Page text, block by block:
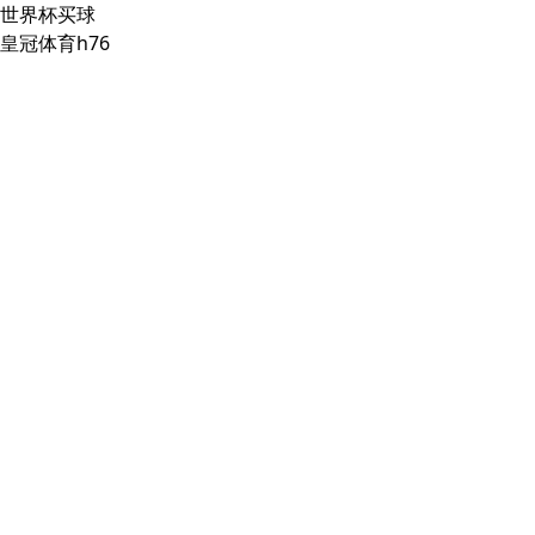
世界杯买球
皇冠体育h76